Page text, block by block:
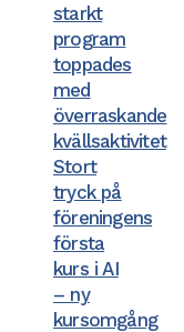
starkt
program
toppades
med
överraskande
kvällsaktivitet
Stort
tryck på
föreningens
första
kurs i AI
– ny
kursomgång